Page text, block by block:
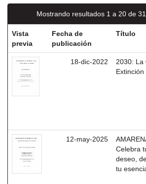
Mostrando resultados 1 a 20 de 31
Vista
previa
Fecha de
publicación
Título
18-dic-2022
2030: La
Extinción
12-may-2025
Celebra
deseo,
tu